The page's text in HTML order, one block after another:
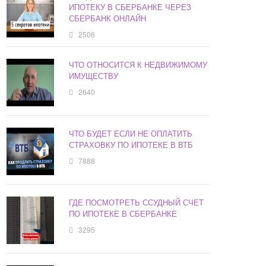
ИПОТЕКУ В СБЕРБАНКЕ ЧЕРЕЗ
СБЕРБАНК ОНЛАЙН
2506
ЧТО ОТНОСИТСЯ К НЕДВИЖИМОМУ
ИМУЩЕСТВУ
2640
ЧТО БУДЕТ ЕСЛИ НЕ ОПЛАТИТЬ
СТРАХОВКУ ПО ИПОТЕКЕ В ВТБ
7888
ГДЕ ПОСМОТРЕТЬ ССУДНЫЙ СЧЕТ
ПО ИПОТЕКЕ В СБЕРБАНКЕ
3295